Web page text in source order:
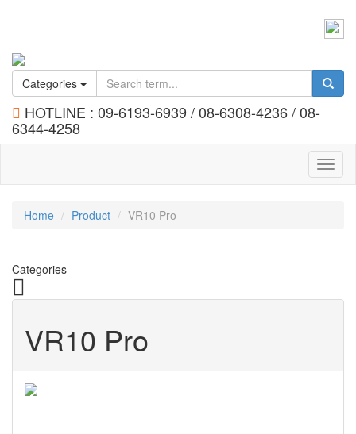
Categories
HOTLINE : 09-6193-6939 / 08-6308-4236 / 08-
6344-4258
Home Product VR10 Pro
Categories
VR10 Pro